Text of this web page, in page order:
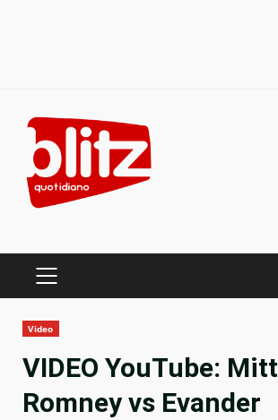
content
PRIMARY
Video
VIDEO YouTube: Mitt
Romney vs Evander